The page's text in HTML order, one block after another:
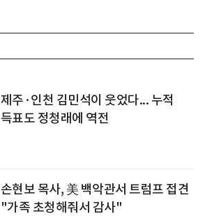
제주·인천 김민석이 웃었다... 누적
득표도 정청래에 역전
손현보 목사, 美 백악관서 트럼프 접견
"가족 초청해줘서 감사"